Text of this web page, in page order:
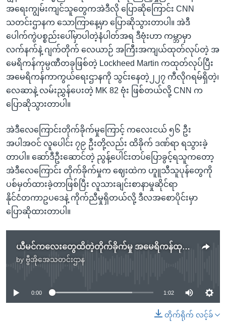
အရေးကျွမ်းကျင်သူတွေကအဲဒီလို ပြောဆိုကြောင်း CNN
သတင်းဌာနက သောကြာနေ့မှာ ပြောဆိုသွားတာပါ။ အဲဒီ
ပေါက်ကွဲပစ္စည်းပေါ်မှာပါတဲ့နံပါတ်အရ ဒီဗုံးဟာ ကမ္ဘာမှာ
လက်နက်နဲ့ ဂျက်တိုက် လေယာဉ် အကြီးအကျယ်ထုတ်လုပ်တဲ့ အ
မေရိကန်ကုမ္ပဏီတခုဖြစ်တဲ့ Lockheed Martin ကထုတ်လုပ်ပြီး
အမေရိကန်ကာကွယ်ရေးဌာနကို သွင်းနေတဲ့၂၂၇ ကီလိုဂရမ်ရှိတဲ့၊
လေဆာနဲ့ လမ်းညွှန်ပေးတဲ့ MK 82 ဗုံး ဖြစ်တယ်လို့ CNN က
ပြောဆိုသွားတာပါ။
အဲဒီလေကြောင်းတိုက်ခိုက်မှုကြောင့် ကလေးငယ် ၅၆ ဦး
အပါအဝင် လူပေါင်း ၇၉ ဦးတို့လည်း ထိခိုက် ဒဏ်ရာ ရသွားခဲ့
တာပါ။ ဆော်ဒီဦးဆောင်တဲ့ ညွန့်ပေါင်းတပ်ပြောခွင့်ရသူကတော့
အဲဒီလေကြောင်း တိုက်ခိုက်မှုက ဈေးထဲက ဟူူသီသူပုန်တွေကို
ပစ်မှတ်ထားခဲ့တာဖြစ်ပြီး လူသားချင်းစာနာမှုဆိုင်ရာ
နိုင်ငံတကာဥပဒေနဲ့ ကိုက်ညီမှုရှိတယ်လို့ ဒီလအစောပိုင်းမှာ
ပြောဆိုထားတာပါ။
ယီမင်ကလေးတွေထိတဲ့တိုက်ခိုက်မှု အမေရိကန်ထုတ်လက်နက်သုံး
by ဗွီအိုအေသတင်းဌာန
No media source currently available
0:00 1:02
တိုက်ရိုက် လင့်ခ်